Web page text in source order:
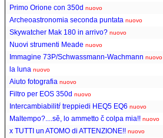
Primo Orione con 350d nuovo
Archeoastronomia seconda puntata nuovo
Skywatcher Mak 180 in arrivo? nuovo
Nuovi strumenti Meade nuovo
Immagine 73P/Schwassmann-Wachmann nuovo
la luna nuovo
Aiuto fotografia nuovo
Filtro per EOS 350d nuovo
Intercambiabilitŕ treppiedi HEQ5 EQ6 nuovo
Maltempo?....sě, lo ammetto č colpa mia!! nuovo
x TUTTI un ATOMO di ATTENZIONE!! nuovo